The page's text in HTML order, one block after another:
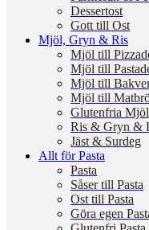
Dessertost
Gott till Ost
Mjöl, Gryn & Ris
Mjöl till
Mjöl till
Mjöl till
Mjöl till
Glutenfria Mjöl
Ris & Gryn &
Jäst & Surdeg
Allt för Pasta
Pasta
Såser till Pasta
Ost till Pasta
Göra egen